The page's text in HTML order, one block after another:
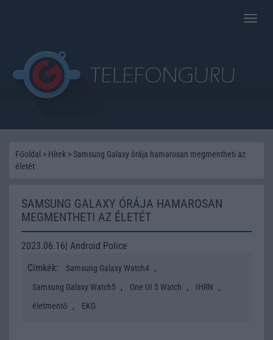
Toggle
Főoldal > Hírek > Samsung Galaxy órája hamarosan megmentheti az
életét
SAMSUNG GALAXY ÓRÁJA HAMAROSAN
MEGMENTHETI AZ ÉLETÉT
2023.06.16| Android Police
Címkék:
Samsung Galaxy Watch4 ,
Samsung Galaxy Watch5 , One UI 5 Watch , IHRN ,
életmentő , EKG